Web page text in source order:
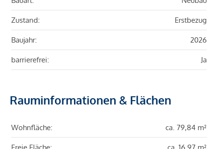
Zustand: Erstbezug
Baujahr: 2026
barrierefrei: Ja
Rauminformationen & Flächen
Wohnfläche: ca. 79,84 m²